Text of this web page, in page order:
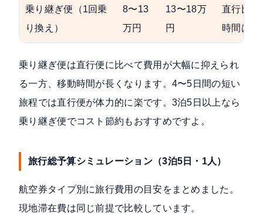
乗り継ぎ便（1回乗
り換え）
8〜13
万円
13〜18万
円
直行比で
時間は
乗り継ぎ便は直行便に比べて費用が大幅に抑えられ
る一方、移動時間が長くなります。4〜5日間の短い
旅程では直行便が体力的に楽です。3泊5日以上なら
乗り継ぎ便でコスト節約もおすすめですよ。
旅行総予算シミュレーション（3泊5日・1人）
航空券タイプ別に旅行費用の目安をまとめました。
現地滞在費は同じ前提で比較しています。